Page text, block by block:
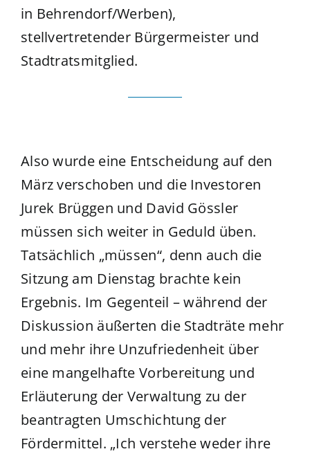
in Behrendorf/Werben),
stellvertretender Bürgermeister und
Stadtratsmitglied.
Also wurde eine Entscheidung auf den
März verschoben und die Investoren
Jurek Brüggen und David Gössler
müssen sich weiter in Geduld üben.
Tatsächlich „müssen“, denn auch die
Sitzung am Dienstag brachte kein
Ergebnis. Im Gegenteil – während der
Diskussion äußerten die Stadträte mehr
und mehr ihre Unzufriedenheit über
eine mangelhafte Vorbereitung und
Erläuterung der Verwaltung zu der
beantragten Umschichtung der
Fördermittel. „Ich verstehe weder ihre